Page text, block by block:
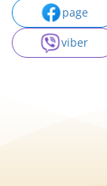
page
viber